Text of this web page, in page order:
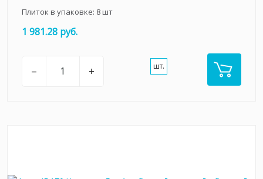
Плиток в упаковке: 8шт
1 981.28 руб.
– + шт.